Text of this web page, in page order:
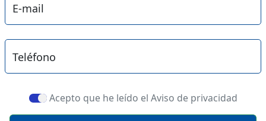
E-mail
Teléfono
Acepto que he leído el Aviso de privacidad